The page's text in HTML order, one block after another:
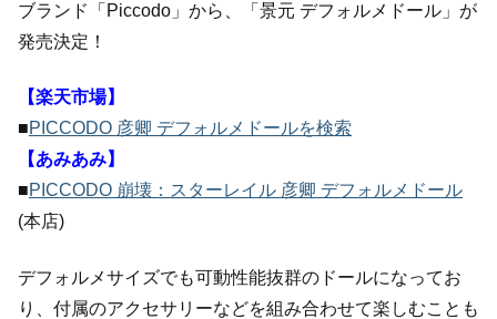
ブランド「Piccodo」から、「景元 デフォルメドール」が
発売決定！
【楽天市場】
■PICCODO 彦卿 デフォルメドールを検索
【あみあみ】
■PICCODO 崩壊：スターレイル 彦卿 デフォルメドール
(本店)
デフォルメサイズでも可動性能抜群のドールになってお
り、付属のアクセサリーなどを組み合わせて楽しむことも